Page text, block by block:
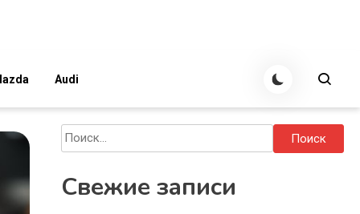
Audi
Найти:
Свежие записи